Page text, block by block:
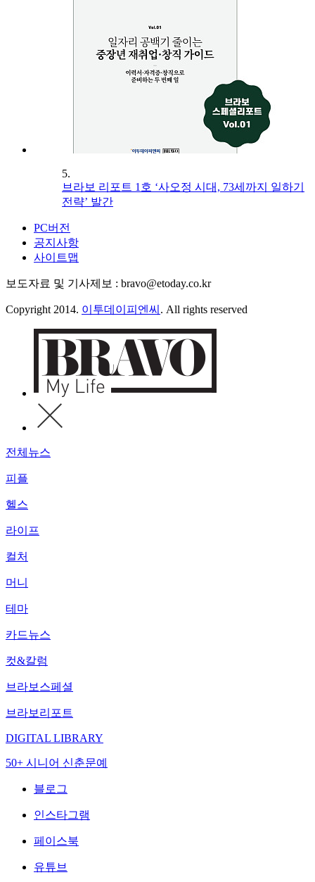
5.
브라보 리포트 1호 ‘사오정 시대, 73세까지 일하기
전략’ 발간
PC버전
공지사항
사이트맵
보도자료 및 기사제보 : bravo@etoday.co.kr
Copyright 2014. 이투데이피엔씨 . All rights reserved
전체뉴스
피플
헬스
라이프
컬처
머니
테마
카드뉴스
컷&칼럼
브라보스페셜
브라보리포트
DIGITAL LIBRARY
50+ 시니어 신춘문예
블로그
인스타그램
페이스북
유튜브